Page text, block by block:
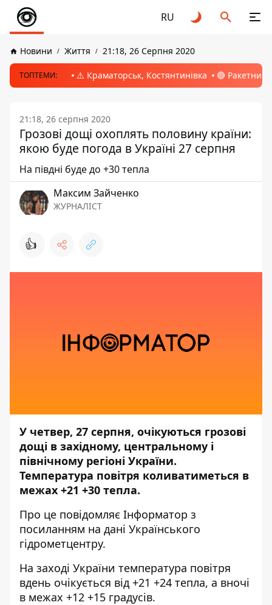
RU
Новини Життя 21:18, 26 Серпня 2020
ТОПТЕМИ: ⚠️ Краматорськ, Костянтинівка 🔴 Ракетний
21:18, 26 серпня 2020
Грозові дощі охоплять половину країни:
якою буде погода в Україні 27 серпня
На півдні буде до +30 тепла
Максим Зайченко
ЖУРНАЛІСТ
👍
У четвер, 27 серпня, очікуються грозові
дощі в західному, центральному і
північному регіоні України.
Температура повітря коливатиметься в
межах +21 +30 тепла.
Про це повідомляє Інформатор з
посиланням на дані Українського
гідрометцентру.
На заході України температура повітря
вдень очікується від +21 +24 тепла, а вночі
в межах +12 +15 градусів.